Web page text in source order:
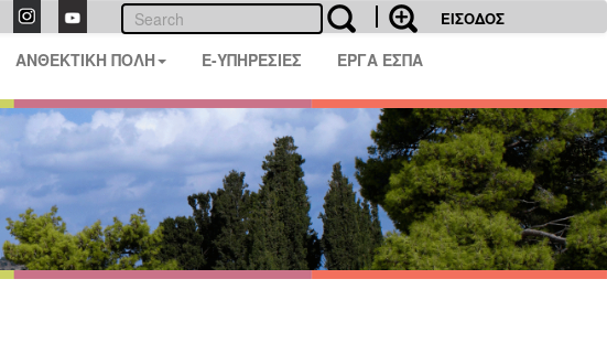
ΕΙΣΟΔΟΣ
ΑΝΘΕΚΤΙΚΗ ΠΟΛΗ E-ΥΠΗΡΕΣΙΕΣ ΕΡΓΑ ΕΣΠΑ